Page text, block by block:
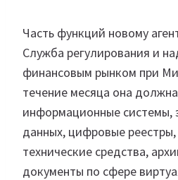
Часть функций новому
Служба регулирования и
финансовым рынком при
течение месяца она
информационные системы,
данных, цифровые
технические средства,
документы по сфере